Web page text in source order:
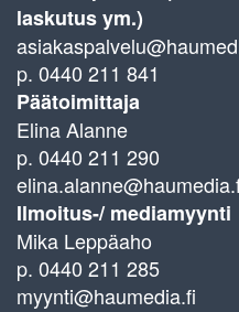
laskutus ym.)
p. 0440 211 841
Päätoimittaja
Elina Alanne
p. 0440 211 290
Ilmoitus-/ mediamyynti
Mika Leppäaho
p. 0440 211 285
myynti@haumedia.fi